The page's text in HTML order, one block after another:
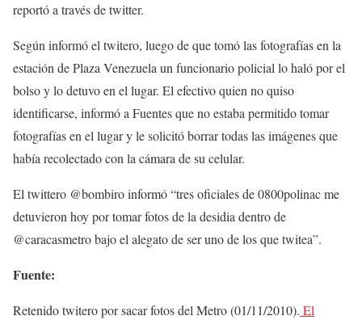
reportó a través de twitter.
Según informó el twitero, luego de que tomó las fotografías en la
estación de Plaza Venezuela un funcionario policial lo haló por el
bolso y lo detuvo en el lugar. El efectivo quien no quiso
identificarse, informó a Fuentes que no estaba permitido tomar
fotografías en el lugar y le solicitó borrar todas las imágenes que
había recolectado con la cámara de su celular.
El twittero @bombiro informó “tres oficiales de 0800polinac me
detuvieron hoy por tomar fotos de la desidia dentro de
@caracasmetro bajo el alegato de ser uno de los que twitea”.
Fuente:
Retenido twitero por sacar fotos del Metro (01/11/2010). El